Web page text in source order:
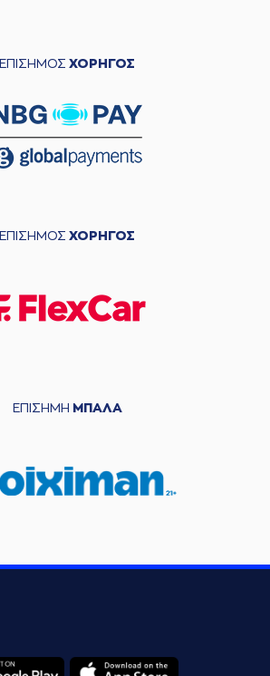
ΕΠΙΣΗΜΟΣ ΧΟΡΗΓΟΣ
ΕΠΙΣΗΜΟΣ ΧΟΡΗΓΟΣ
ΕΠΙΣΗΜΗ ΜΠΑΛΑ